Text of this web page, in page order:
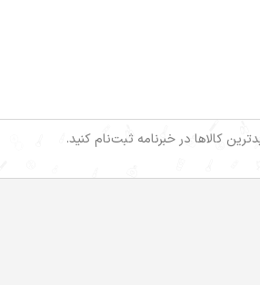
کالاها در خبرنامه ثبت‌نام کنید.